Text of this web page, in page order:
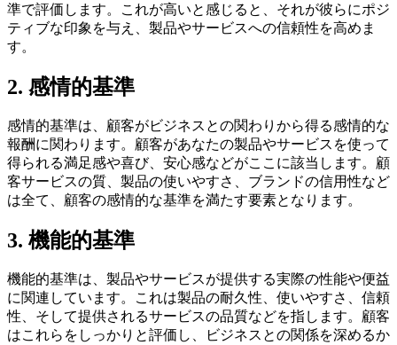
準で評価します。これが高いと感じると、それが彼らにポジ
ティブな印象を与え、製品やサービスへの信頼性を高めま
す。
2. 感情的基準
感情的基準は、顧客がビジネスとの関わりから得る感情的な
報酬に関わります。顧客があなたの製品やサービスを使って
得られる満足感や喜び、安心感などがここに該当します。顧
客サービスの質、製品の使いやすさ、ブランドの信用性など
は全て、顧客の感情的な基準を満たす要素となります。
3. 機能的基準
機能的基準は、製品やサービスが提供する実際の性能や便益
に関連しています。これは製品の耐久性、使いやすさ、信頼
性、そして提供されるサービスの品質などを指します。顧客
はこれらをしっかりと評価し、ビジネスとの関係を深めるか